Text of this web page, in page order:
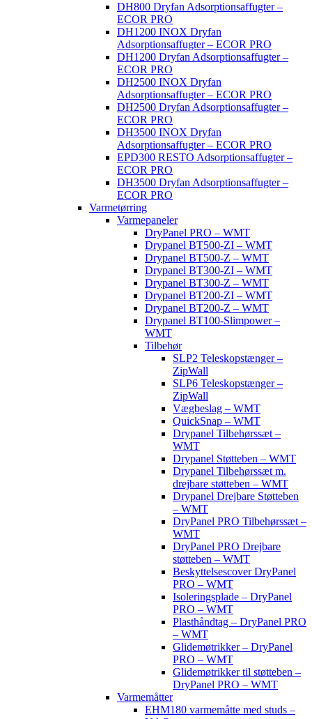
DH800 Dryfan Adsorptionsaffugter –
ECOR PRO
DH1200 INOX Dryfan
Adsorptionsaffugter – ECOR PRO
DH1200 Dryfan Adsorptionsaffugter –
ECOR PRO
DH2500 INOX Dryfan
Adsorptionsaffugter – ECOR PRO
DH2500 Dryfan Adsorptionsaffugter –
ECOR PRO
DH3500 INOX Dryfan
Adsorptionsaffugter – ECOR PRO
EPD300 RESTO Adsorptionsaffugter –
ECOR PRO
DH3500 Dryfan Adsorptionsaffugter –
ECOR PRO
Varmetørring
Varmepaneler
DryPanel PRO – WMT
Drypanel BT500-ZI – WMT
Drypanel BT500-Z – WMT
Drypanel BT300-ZI – WMT
Drypanel BT300-Z – WMT
Drypanel BT200-ZI – WMT
Drypanel BT200-Z – WMT
Drypanel BT100-Slimpower –
WMT
Tilbehør
SLP2 Teleskopstænger –
ZipWall
SLP6 Teleskopstænger –
ZipWall
Vægbeslag – WMT
QuickSnap – WMT
Drypanel Tilbehørssæt –
WMT
Drypanel Støtteben – WMT
Drypanel Tilbehørssæt m.
drejbare støtteben – WMT
Drypanel Drejbare Støtteben
– WMT
DryPanel PRO Tilbehørssæt –
WMT
DryPanel PRO Drejbare
støtteben – WMT
Beskyttelsescover DryPanel
PRO – WMT
Isoleringsplade – DryPanel
PRO – WMT
Plasthåndtag – DryPanel PRO
– WMT
Glidemøtrikker – DryPanel
PRO – WMT
Glidemøtrikker til støtteben –
DryPanel PRO – WMT
Varmemåtter
EHM180 varmemåtte med studs –